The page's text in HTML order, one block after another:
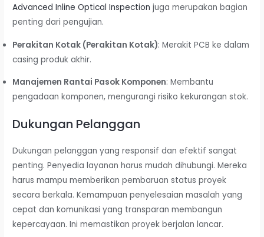
Advanced Inline Optical Inspection juga merupakan bagian
penting dari pengujian.
Perakitan Kotak (Perakitan Kotak): Merakit PCB ke dalam
casing produk akhir.
Manajemen Rantai Pasok Komponen: Membantu
pengadaan komponen, mengurangi risiko kekurangan stok.
Dukungan Pelanggan
Dukungan pelanggan yang responsif dan efektif sangat
penting. Penyedia layanan harus mudah dihubungi. Mereka
harus mampu memberikan pembaruan status proyek
secara berkala. Kemampuan penyelesaian masalah yang
cepat dan komunikasi yang transparan membangun
kepercayaan. Ini memastikan proyek berjalan lancar.